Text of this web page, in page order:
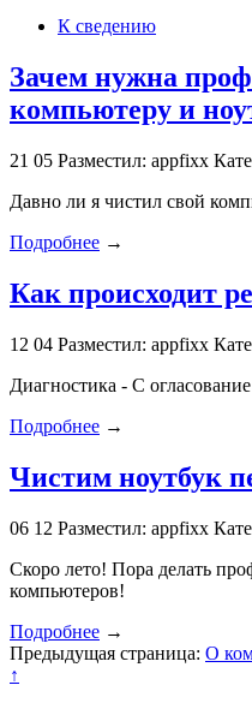
К сведению
Зачем нужна
компьютеру и
21 05 Разместил: appfixx
Давно ли я чистил свой
Подробнее →
Как происходит
12 04 Разместил: appfixx
Диагностика - С
Подробнее →
Чистим ноутбук
06 12 Разместил: appfixx
Скоро лето! Пора делать
компьютеров!
Подробнее →
Предыдущая страница: О
↑